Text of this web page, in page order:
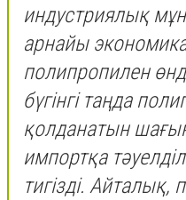
индустриялық
арнайы
полипропилен
бүгінгі таңда
қолданатын
импортқа
тигізді. Айталық,